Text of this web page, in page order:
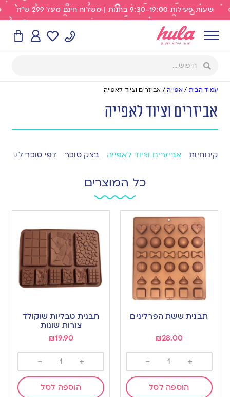
שעות פעילות 9:30-19:00 בחנות | משלוח חינם מעל 299 ש"ח
עמוד הבית /אפייה/ אביזרים וציוד לאפייה
אביזרים וציוד לאפייה
קינוחיות אביזרים וציוד לאפייה בצק סוכר דפי סוכר לעוגה
כל המוצרים
תבנית ששת הפרלינים
₪28.00
+
-
הוספה לסל
תבנית טבליות שוקולד
צורות שונות
₪19.90
+
-
הוספה לסל